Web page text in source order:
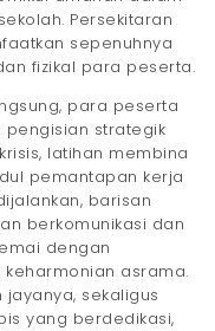
Persekitaran
sepenuhnya
fizikal para peserta.
para peserta
strategik
latihan membina
pemantapan kerja
barisan
berkomunikasi dan
dengan
asrama.
sekaligus
yang berdedikasi,